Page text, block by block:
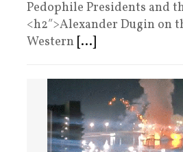
Pedophile Presidents and
<h2″>Alexander Dugin on
Western [...]